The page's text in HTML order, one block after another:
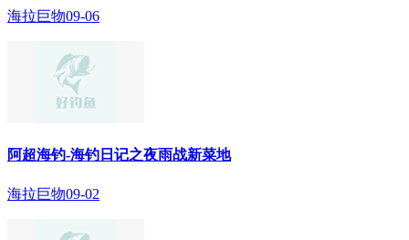
海拉巨物09-06
阿超海钓-海钓日记之夜雨战新菜地
海拉巨物09-02